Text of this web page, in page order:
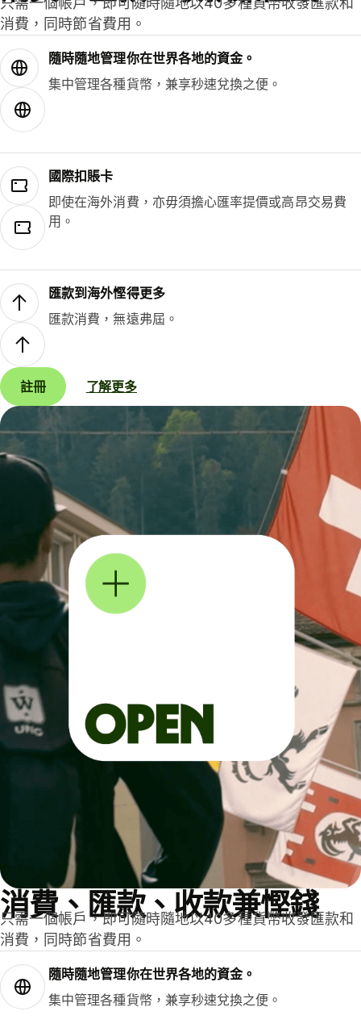
消費，同時節省費用。
隨時隨地管理你在世界各地的資金。
集中管理各種貨幣，兼享秒速兌換之便。
國際扣賬卡
即使在海外消費，亦毋須擔心匯率提價或高昂交易費
用。
匯款到海外慳得更多
匯款消費，無遠弗屆。
註冊 了解更多
消費、匯款、收款兼慳錢
只需一個帳戶，即可隨時隨地以40多種貨幣收發匯款和
消費，同時節省費用。
隨時隨地管理你在世界各地的資金。
集中管理各種貨幣，兼享秒速兌換之便。